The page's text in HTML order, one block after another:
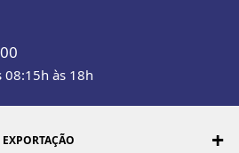
08:15h às 18h